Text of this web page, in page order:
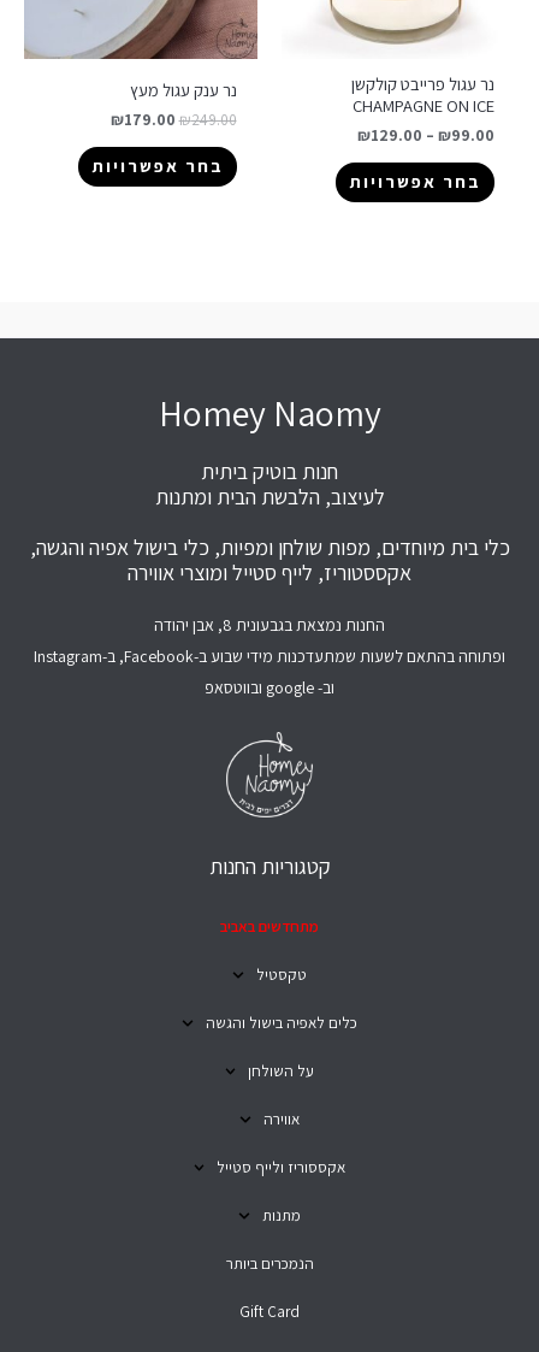
נר עגול פרייבט קולקשן
CHAMPAGNE ON ICE
₪99.00
–
₪129.00
בחר אפשרויות
נר ענק עגול מעץ
₪249.00
₪179.00
בחר אפשרויות
Homey Naomy
חנות בוטיק ביתית
לעיצוב, הלבשת הבית ומתנות
כלי בית מיוחדים, מפות שולחן ומפיות, כלי בישול אפיה והגשה,
אקססטוריז, לייף סטייל ומוצרי אווירה
החנות נמצאת בגבעונית 8, אבן יהודה
ופתוחה בהתאם לשעות שמתעדכנות מידי שבוע ב-Facebook, ב-Instagram
וב- google ובווטסאפ
קטגוריות החנות
מתחדשים באביב
טקסטיל
כלים לאפיה בישול והגשה
על השולחן
אווירה
אקססוריז ולייף סטייל
מתנות
הנמכרים ביותר
Gift Card